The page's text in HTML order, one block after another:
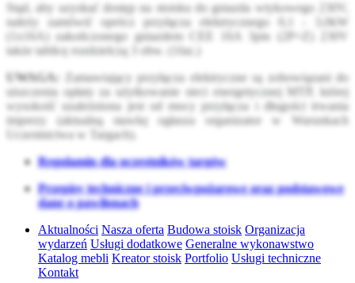
Stąd, aby uzyskać dostęp na stoisku do gniazda wtykowego 230V,
należy zamówić oprócz przyłącza elektrycznego 0,1 - 3,0kW
(1x16A) zakończonego gniazdem CEE 16A 3pin (2P+Z) 230V
także tablicę rozdzielczą 3 obw. (1faz.)
UWAGA:
Zamawiający przyłącza elektryczne są zobowiązani do
uiszczenia opłaty za użytkowanie sieci energetycznej MTP, której
wysokość uzależniona jest od mocy przyłącza i długości trwania
imprezy (aktualną stawkę ogłasza organizator w Warunkach
Uczestnictwa w Targach).
Regulamin dla uczestników targów
Przepisy techniczne i przeciwpożarowe oraz podstawowe
dane o pawilonach
Aktualności Nasza oferta Budowa stoisk Organizacja
wydarzeń Usługi dodatkowe Generalne wykonawstwo
Katalog mebli Kreator stoisk Portfolio Usługi techniczne
Kontakt